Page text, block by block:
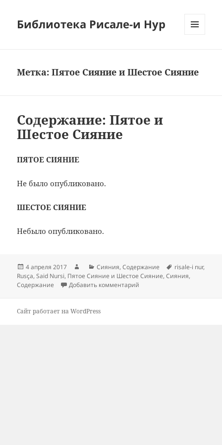
Библиотека Рисале-и Нур
Метка:Пятое Сияние и Шестое Сияние
Содержание: Пятое и
Шестое Сияние
ПЯТОЕ СИЯНИЕ
Не было опубликовано.
ШЕСТОЕ СИЯНИЕ
Небыло опубликовано.
Опубликовано
4 апреля 2017 АвторРубрики
Сияния,Содержание Метки
risale-i nur,
Rusça,Said Nursi, Пятое Сияние и Шестое Сияние,Сияния,
Содержание
Добавить комментарий
Сайт работает на WordPress